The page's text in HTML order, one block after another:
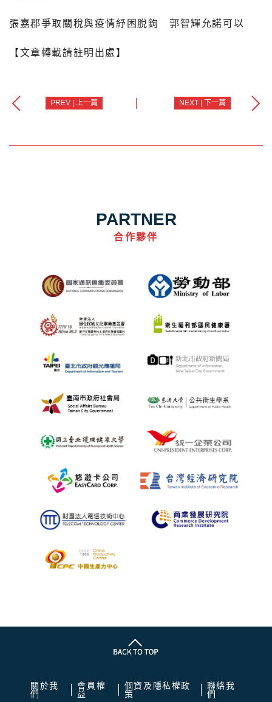
張嘉郡爭取關稅與疫情紓困脫鉤 郭智輝允諾可以
【文章轉載請註明出處】
PREV | 上一篇 NEXT | 下一篇
PARTNER
合作夥伴
關於我
們
會員權
益
個資及隱私權政
策
聯絡我
們